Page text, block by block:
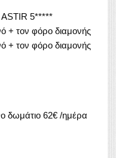
5*****
τον φόρο διαμονής
τον φόρο διαμονής
δωμάτιο 62€ /ημέρα